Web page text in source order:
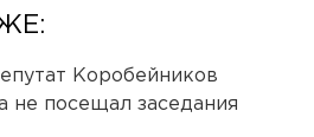
Коробейников
не посещал заседания